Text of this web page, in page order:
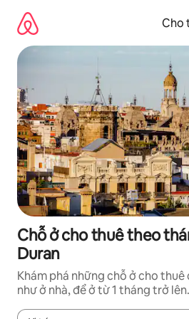
dung
Cho
Chỗ ở cho thuê theo
Duran
Khám phá những chỗ ở cho
như ở nhà, để ở từ 1 tháng trở lên.